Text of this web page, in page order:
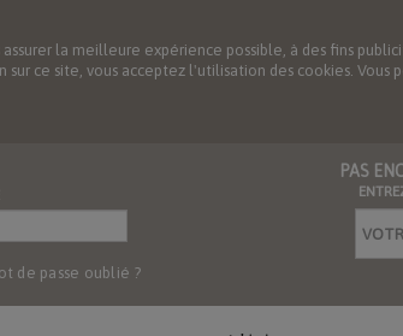
la meilleure expérience possible, à des fins
sur ce site, vous acceptez l'utilisation des cookies.
de passe oublié ?
PAS